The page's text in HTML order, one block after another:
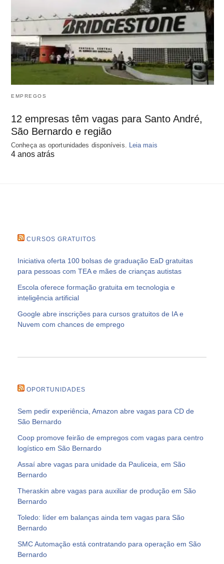
EMPREGOS
12 empresas têm vagas para Santo André,
São Bernardo e região
Conheça as oportunidades disponíveis. Leia mais
4 anos atrás
CURSOS GRATUITOS
Iniciativa oferta 100 bolsas de graduação EaD gratuitas
para pessoas com TEA e mães de crianças autistas
Escola oferece formação gratuita em tecnologia e
inteligência artificial
Google abre inscrições para cursos gratuitos de IA e
Nuvem com chances de emprego
OPORTUNIDADES
Sem pedir experiência, Amazon abre vagas para CD de
São Bernardo
Coop promove feirão de empregos com vagas para centro
logístico em São Bernardo
Assaí abre vagas para unidade da Pauliceia, em São
Bernardo
Theraskin abre vagas para auxiliar de produção em São
Bernardo
Toledo: líder em balanças ainda tem vagas para São
Bernardo
SMC Automação está contratando para operação em São
Bernardo